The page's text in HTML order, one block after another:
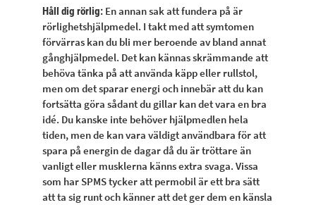
Håll dig rörlig: En annan sak att fundera på är
rörlighetshjälpmedel. I takt med att symtomen
förvärras kan du bli mer beroende av bland annat
gånghjälpmedel. Det kan kännas skrämmande att
behöva tänka på att använda käpp eller rullstol,
men om det sparar energi och innebär att du kan
fortsätta göra sådant du gillar kan det vara en bra
idé. Du kanske inte behöver hjälpmedlen hela
tiden, men de kan vara väldigt användbara för att
spara på energin de dagar då du är tröttare än
vanligt eller musklerna känns extra svaga. Vissa
som har SPMS tycker att permobil är ett bra sätt
att ta sig runt och känner att det ger dem en känsla